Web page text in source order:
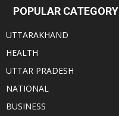
POPULAR CATEGORY
UTTARAKHAND
HEALTH
UTTAR PRADESH
NATIONAL
BUSINESS